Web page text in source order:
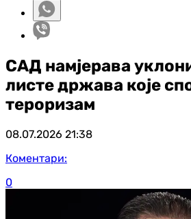
САД намјерава
листе држава које
тероризам
08.07.2026 21:38
Коментари:
0